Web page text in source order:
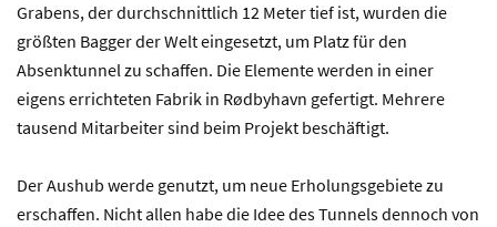
Grabens, der durchschnittlich 12 Meter tief ist, wurden die
größten Bagger der Welt eingesetzt, um Platz für den
Absenktunnel zu schaffen. Die Elemente werden in einer
eigens errichteten Fabrik in Rødbyhavn gefertigt. Mehrere
tausend Mitarbeiter sind beim Projekt beschäftigt.
Der Aushub werde genutzt, um neue Erholungsgebiete zu
erschaffen. Nicht allen habe die Idee des Tunnels dennoch von